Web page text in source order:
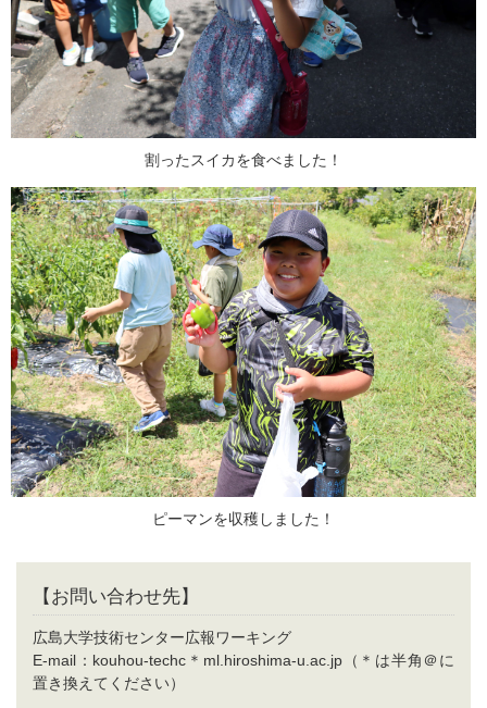
割ったスイカを食べました！
ピーマンを収穫しました！
【お問い合わせ先】
広島大学技術センター広報ワーキング
E-mail：kouhou-techc＊ml.hiroshima-u.ac.jp（＊は半角＠に
置き換えてください）